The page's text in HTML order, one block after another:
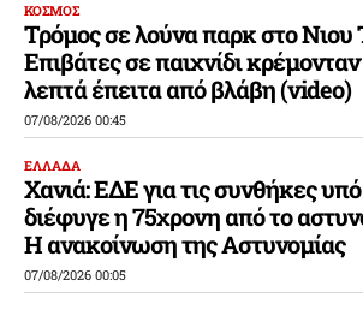
ΚΟΣΜΟΣ
Τρόμος σε λούνα παρκ στο Νιου
Επιβάτες σε παιχνίδι
λεπτά έπειτα από βλάβη (video)
07/08/2026 00:45
ΕΛΛΑΔΑ
Χανιά: ΕΔΕ για τις συνθήκες υπό
διέφυγε η 75χρονη από το
Η ανακοίνωση της Αστυνομίας
07/08/2026 00:05